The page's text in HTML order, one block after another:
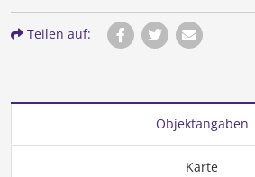
Teilen auf:
Objektangaben
Karte